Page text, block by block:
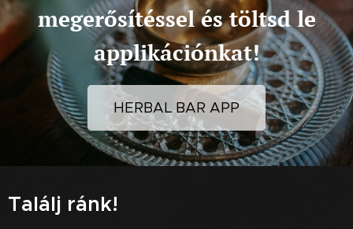
megerősítéssel és töltsd le
applikációnkat!
HERBAL BAR APP
Találj ránk!